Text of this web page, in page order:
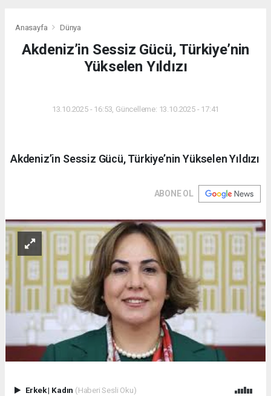
Anasayfa Dünya
Akdeniz’in Sessiz Gücü, Türkiye’nin
Yükselen Yıldızı
13.10.2025 - 16:53, Güncelleme: 13.10.2025 - 17:41
Akdeniz’in Sessiz Gücü, Türkiye’nin Yükselen Yıldızı
ABONE OL
Erkek| Kadın (Haberi Sesli Oku)